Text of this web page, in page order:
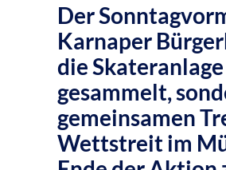
Der
Karnaper
die
gesammelt,
gemeinsamen
Wettstreit im